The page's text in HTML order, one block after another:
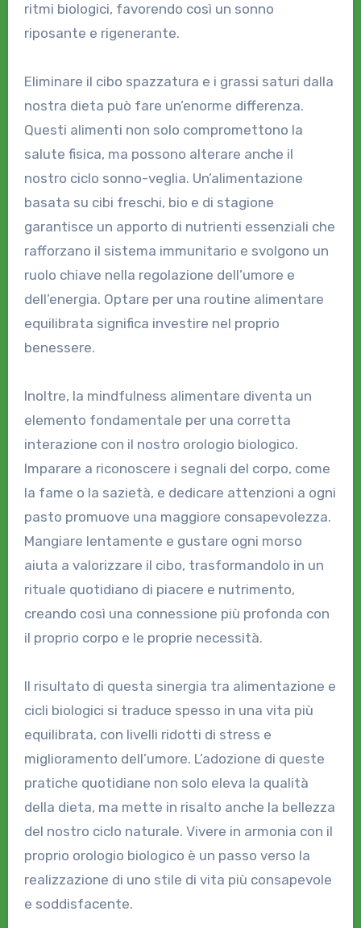
ritmi biologici, favorendo così un sonno
riposante e rigenerante.
Eliminare il cibo spazzatura e i grassi saturi dalla
nostra dieta può fare un’enorme differenza.
Questi alimenti non solo compromettono la
salute fisica, ma possono alterare anche il
nostro ciclo sonno-veglia. Un’alimentazione
basata su cibi freschi, bio e di stagione
garantisce un apporto di nutrienti essenziali che
rafforzano il sistema immunitario e svolgono un
ruolo chiave nella regolazione dell’umore e
dell’energia. Optare per una routine alimentare
equilibrata significa investire nel proprio
benessere.
Inoltre, la mindfulness alimentare diventa un
elemento fondamentale per una corretta
interazione con il nostro orologio biologico.
Imparare a riconoscere i segnali del corpo, come
la fame o la sazietà, e dedicare attenzioni a ogni
pasto promuove una maggiore consapevolezza.
Mangiare lentamente e gustare ogni morso
aiuta a valorizzare il cibo, trasformandolo in un
rituale quotidiano di piacere e nutrimento,
creando così una connessione più profonda con
il proprio corpo e le proprie necessità.
Il risultato di questa sinergia tra alimentazione e
cicli biologici si traduce spesso in una vita più
equilibrata, con livelli ridotti di stress e
miglioramento dell’umore. L’adozione di queste
pratiche quotidiane non solo eleva la qualità
della dieta, ma mette in risalto anche la bellezza
del nostro ciclo naturale. Vivere in armonia con il
proprio orologio biologico è un passo verso la
realizzazione di uno stile di vita più consapevole
e soddisfacente.